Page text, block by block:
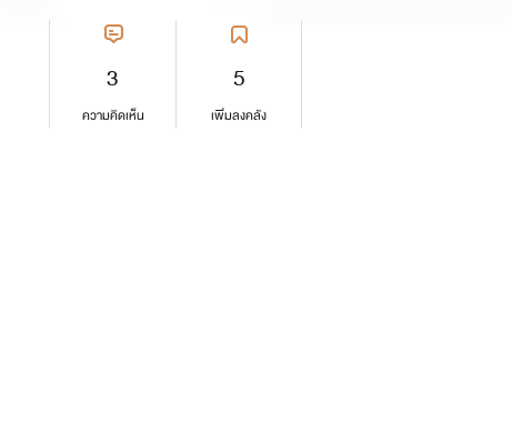
3
ความคิดเห็น
5
เพิ่มลงคลัง